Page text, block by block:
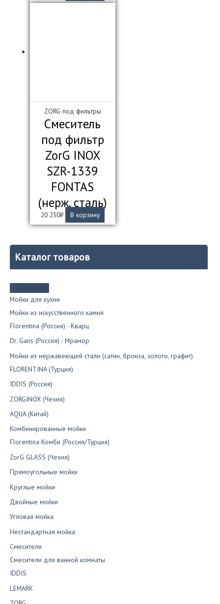
Каталог товаров
Мойки для кухни
Мойки из искусственного камня
Florentina (Россия) - Кварц
Dr. Gans (Россия) - Мрамор
Мойки из нержавеющей стали (сатин, бронза, золото, графит)
FLORENTINA (Турция)
IDDIS (Россия)
ZORGINOX (Чехия)
AQUA (Китай)
Комбинированные мойки
Florentina Комби (Россия/Турция)
ZorG GLASS (Чехия)
Прямоугольные мойки
Круглые мойки
Двойные мойки
Угловая мойка
Нестандартная мойка
Смесители
Смесители для ванной комнаты
IDDIS
LEMARK
ZORG под фильтры
Смеситель
под фильтр
ZorG INOX
SZR-1339
FONTAS
(нерж. сталь)
20 250₽ В корзину